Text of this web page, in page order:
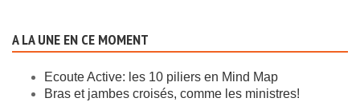
A LA UNE EN CE MOMENT
Ecoute Active: les 10 piliers en Mind Map
Bras et jambes croisés, comme les ministres!